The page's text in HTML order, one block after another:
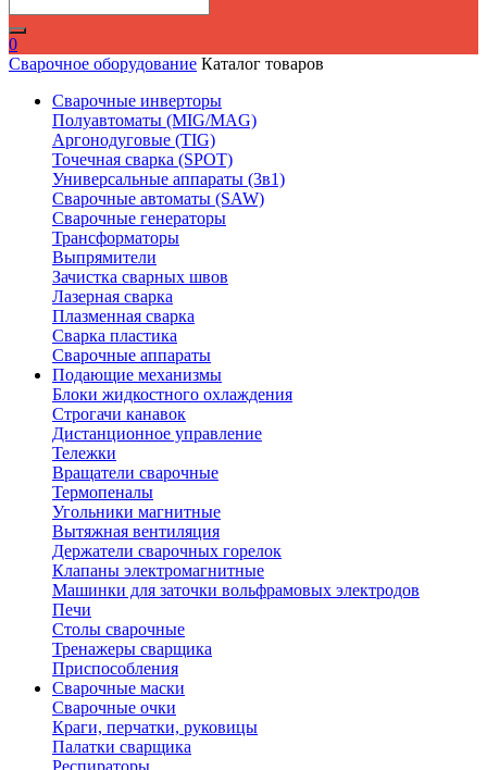
0
Сварочное оборудование Каталог товаров
Сварочные инверторы
Полуавтоматы (MIG/MAG)
Аргонодуговые (TIG)
Точечная сварка (SPOT)
Универсальные аппараты (3в1)
Сварочные автоматы (SAW)
Сварочные генераторы
Трансформаторы
Выпрямители
Зачистка сварных швов
Лазерная сварка
Плазменная сварка
Сварка пластика
Сварочные аппараты
Подающие механизмы
Блоки жидкостного охлаждения
Строгачи канавок
Дистанционное управление
Тележки
Вращатели сварочные
Термопеналы
Угольники магнитные
Вытяжная вентиляция
Держатели сварочных горелок
Клапаны электромагнитные
Машинки для заточки вольфрамовых электродов
Печи
Столы сварочные
Тренажеры сварщика
Приспособления
Сварочные маски
Сварочные очки
Краги, перчатки, руковицы
Палатки сварщика
Респираторы